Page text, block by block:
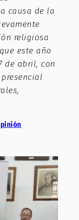
causa de la
religiosa
este año
de abril, con